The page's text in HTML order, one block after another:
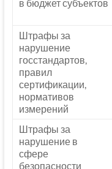
в бюджет субъектов
Штрафы за
нарушение
госстандартов,
правил
сертификации,
нормативов
измерений
Штрафы за
нарушение в
сфере
безопасности